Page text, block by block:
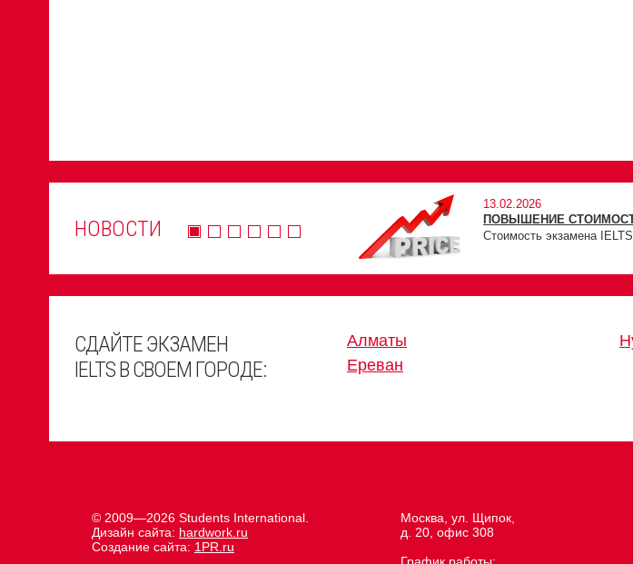
НОВОСТИ
13.02.2026
ПОВЫШЕНИЕ
Стоимость экзамена
СДАЙТЕ ЭКЗАМЕН
IELTS В СВОЕМ ГОРОДЕ:
Алматы
Ереван
Москва, ул. Щипок,
д. 20, офис 308
© 2009—2026 Students International.
Дизайн сайта: hardwork.ru
Создание сайта: 1PR.ru